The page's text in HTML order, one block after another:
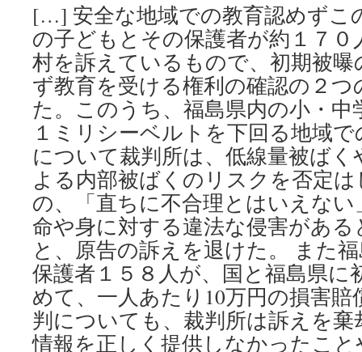
[…] 安全な地域での教育認めずこ
の子どもとその保護者が約１７０
村を訴えているもので、初期被
ず教育を受ける権利の確認の２
た。このうち、福島県内の小・中
１ミリシーベルトを下回る地域
について裁判所は、低線量被ば
よる内部被ばくのリスクを否定
の、「直ちに不合理とはいえな
命や身に対する違法な侵害があ
と、原告の訴えを退けた。 また
保護者１５８人が、国と福島県に
めて、一人あたり10万円の損害
判についても、裁判所は訴えを棄
情報を正しく提供しなかったこ